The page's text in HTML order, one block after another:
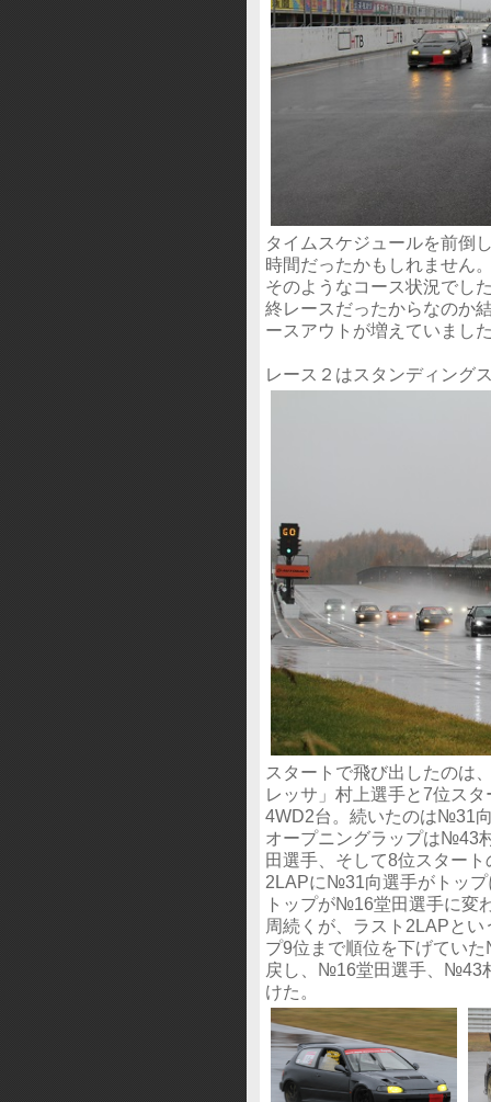
タイムスケジュールを前倒
時間だったかもしれません
そのようなコース状況でし
終レースだったからなのか
ースアウトが増えていまし
レース２はスタンディング
スタートで飛び出したのは
レッサ」村上選手と7位ス
4WD2台。続いたのは№31
オープニングラップは
田選手、そして8位スター
2LAPに№31向選手がトップ
トップが№16堂田選手に
周続くが、ラスト2LAPと
プ9位まで順位を下げてい
戻し、№16堂田選手、№43
けた。